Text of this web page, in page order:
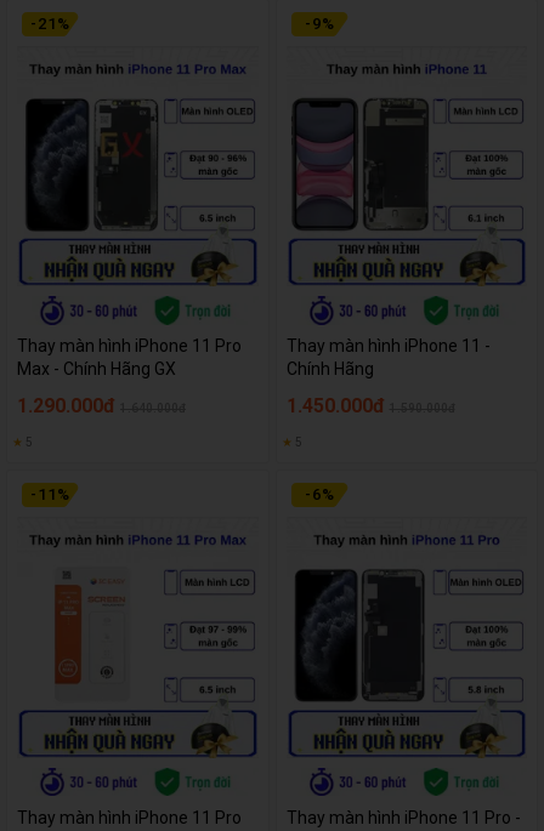
- 21 %
Thay màn hình iPhone 11 Pro
Max - Chính Hãng GX
1.290.000đ
★ 5
- 9%
Thay màn hình iPhone 11 -
Chính Hãng
1.450.000đ
★ 5
- 11 %
Thay màn hình iPhone 11 Pro
- 6%
Thay màn hình iPhone 11 Pro -